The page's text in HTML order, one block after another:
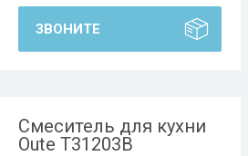
ЗВОНИТЕ
Смеситель для кухни
Oute T31203B